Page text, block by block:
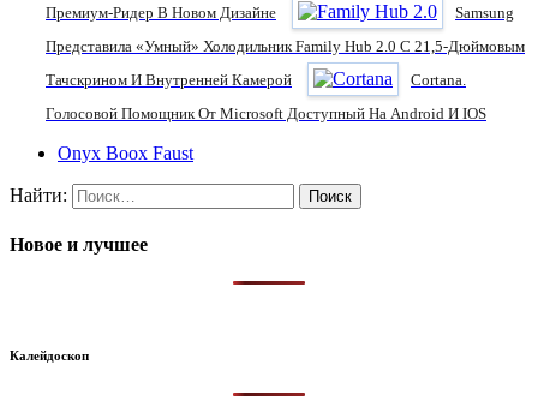
Премиум-Ридер В Новом Дизайне
Samsung
Представила «умный» Холодильник Family Hub 2.0 С 21,5-Дюймовым
Тачскрином И Внутренней Камерой
Cortana.
Голосовой Помощник От Microsoft Доступный На Android И IOS
Onyx Boox Faust
Найти:
Новое и лучшее
Калейдоскоп